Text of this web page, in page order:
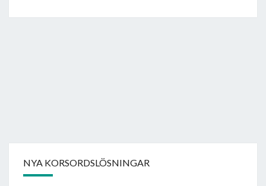
NYA KORSORDSLÖSNINGAR